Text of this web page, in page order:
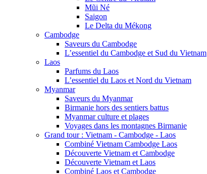
Mũi Né
Saigon
Le Delta du Mékong
Cambodge
Saveurs du Cambodge
L’essentiel du Cambodge et Sud du Vietnam
Laos
Parfums du Laos
L’essentiel du Laos et Nord du Vietnam
Myanmar
Saveurs du Myanmar
Birmanie hors des sentiers battus
Myanmar culture et plages
Voyages dans les montagnes Birmanie
Grand tour : Vietnam - Cambodge - Laos
Combiné Vietnam Cambodge Laos
Découverte Vietnam et Cambodge
Découverte Vietnam et Laos
Combiné Laos et Cambodge